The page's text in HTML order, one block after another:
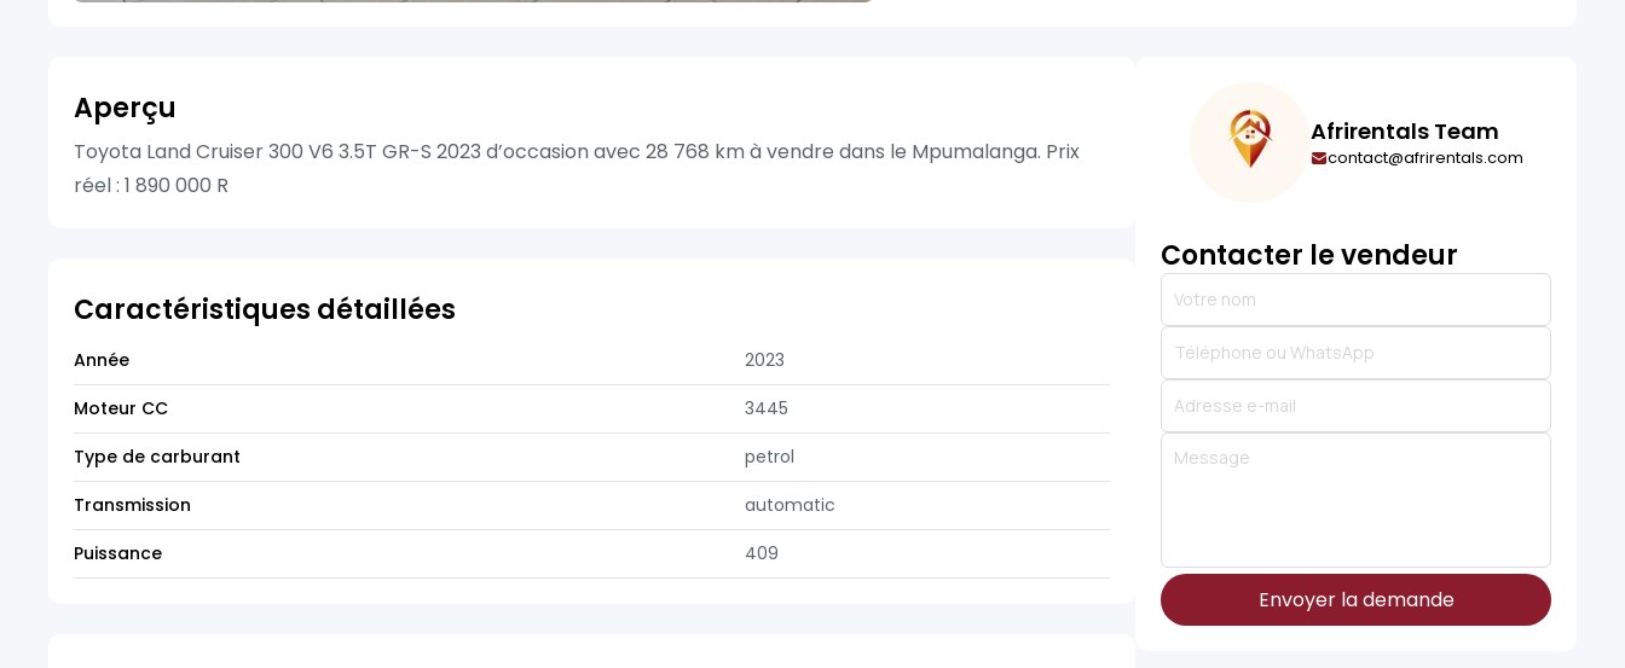
Aperçu
Toyota Land Cruiser 300 V6 3.5T GR-S 2023 d’occasion avec 28 768 km à vendre dans le Mpumalanga. Prix
réel : 1 890 000 R
Caractéristiques détaillées
Année
2023
Moteur CC
3445
Type de carburant
petrol
Transmission
automatic
Puissance
409
Afrirentals Team
contact@afrirentals.com
Contacter le vendeur
Envoyer la demande